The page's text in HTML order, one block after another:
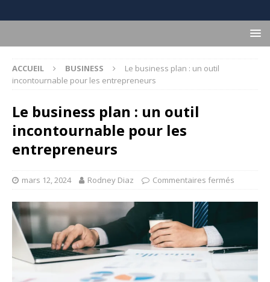
ACCUEIL BUSINESS
Le business plan : un outil
incontournable pour les entrepreneurs
Le business plan : un outil
incontournable pour les
entrepreneurs
mars 12, 2024 Rodney Diaz Commentaires fermés